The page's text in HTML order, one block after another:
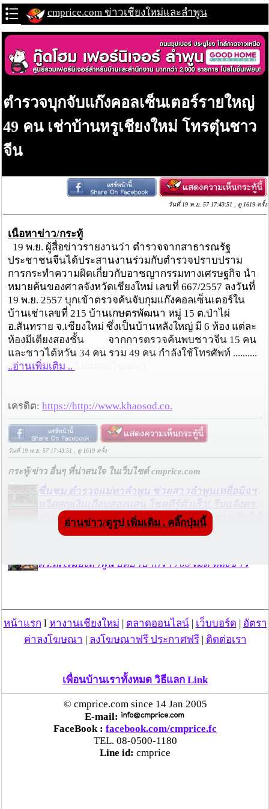
cmprice.com ข่าวเชียงใหม่และลำพูน
ตำรวจบุกจับแก๊งคอลเซ็นเตอร์รายใหญ่
49 คน เช่าบ้านหรูเชียงใหม่ โทรตุ๋นชาว
จีน
วันที่ 19 พ.ย. 57 17:43:51 , ดู 1619 ครั้ง
เนื้อหาข่าว/กระทู้
19 พ.ย. ผู้สื่อข่าวรายงานว่า ตำรวจจากสาธารณรัฐ
ประชาชนจีนได้ประสานงานร่วมกับตำรวจปราบปราม
การกระทำความผิดเกี่ยวกับอาชญากรรมทางเศรษฐกิจ นำ
หมายค้นของศาลจังหวัดเชียงใหม่ เลขที่ 667/2557 ลงวันที่
19 พ.ย. 2557 บุกเข้าตรวจค้นจับกุมแก๊งคอลเซ็นเตอร์ใน
บ้านเช่าเลขที่ 215 บ้านเกษตรพัฒนา หมู่ 15 ต.ป่าไผ่
อ.สันทราย จ.เชียงใหม่ ซึ่งเป็นบ้านหลังใหญ่ มี 6 ห้อง แต่ละ
ห้องมีเตียงสองชั้น จากการตรวจค้นพบชาวจีน 15 คน
และชาวไต้หวัน 34 คน รวม 49 คน กำลังใช้โทรศัพท์ ..........
..อ่านเพิ่มเติม ..
เครดิต: https://http://www.khaosod.co.
วันที่ 19 พ.ย. 57 17:43:51 , ดู 1619 ครั้ง
กระทู้/ข่าว อื่นๆ ที่น่าสนใจ ในเว็บไซต์ cmprice.com
ชื่นชม ตำรวจแม่ทาลำพูน ช่วยสาวลำพูนเหยื่อมิจฯ
หวิดสูญเงินเกือบสองแสน โชคดีรู้ตัวเร็ว! รีบแจ้งตร.
ประสาน สตช.สายด่วน 1441 อายัดบัญชี-ตามเงินได้
ตร.สภ.เมืองลำพูน ยึดยาบ้ากว่า 700 เม็ด หลังชาว
แม่สะเรียง ลุยตรวจ “สกุชชี่“ ของเล่นอันตราย พบไร้
มาตรฐานเสี่ยงอันตราย สั่งห้ามขาย-เตือนภัยผู้
“ลาว” ส่ง “24 คนไทย” กลับประเทศผ่านด่าน
เชียงของ เพื่อดำเนินการตามกฎหมาย พบส่วนใหญ่มี
เอี่ยวแก๊งคอลเซ็นเตอร์
“ตรีนุช” เปิดตัวระบบ “e-WorkPermit” ลงทะเบียน
แรงงานต่างด้าวออนไลน์ ให้บริการ 24 ชั่วโมงทั่ว
อ่านข่าว/ดูรูป เพิ่มเติม . คลิ๊กปุ่มนี้
หน้าแรก l หางานเชียงใหม่ ตลาดออนไลน์| เว็บบอร์ด
อัตรา
ค่าลงโฆษณา
ลงโฆษณาฟรี ประกาศฟรี| ติดต่อเรา
เพื่อนบ้านเราทั้งหมด วิธีแลก Link
© cmprice.com since 14 Jan 2005
E-mail:
FaceBook : facebook.com/cmprice.fc
TEL. 08-0500-1180
Line id: cmprice